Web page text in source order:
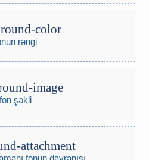
color
rəngi
image
fon şəkli
attachment